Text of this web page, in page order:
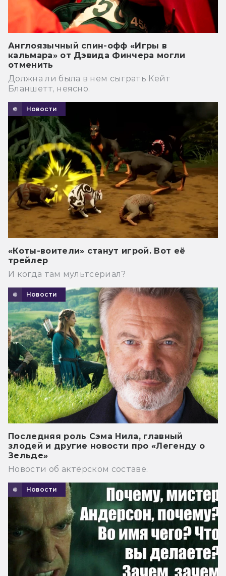
Англоязычный спин-офф «Игры в
кальмара» от Дэвида Финчера могли
отменить
Должна ли была в нем сыграть Кейт
Бланшетт, неясно.
Новости
«Коты-воители» станут игрой. Вот её
трейлер
И когда там мультсериал?
Новости
Последняя роль Сэма Нила, главный
злодей и другие новости про «Легенду о
Зельде»
Новости об актёрском составе.
Новости